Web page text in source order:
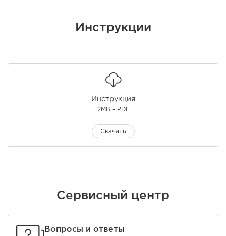
Инструкции
Инструкция
2MB - PDF
Скачать
Сервисный центр
Вопросы и ответы